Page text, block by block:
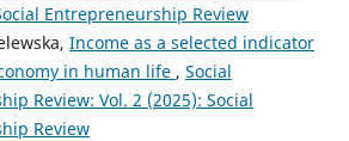
Entrepreneurship Review
Income as a selected indicator
in human life , Social
Review: Vol. 2 (2025): Social
Review